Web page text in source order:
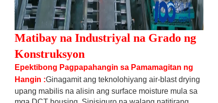
Matibay na Industriyal na Grado ng
Konstruksyon
Epektibong Pagpapahangin sa Pamamagitan ng
Hangin :Ginagamit ang teknolohiyang air-blast drying
upang mabilis na alisin ang surface moisture mula sa